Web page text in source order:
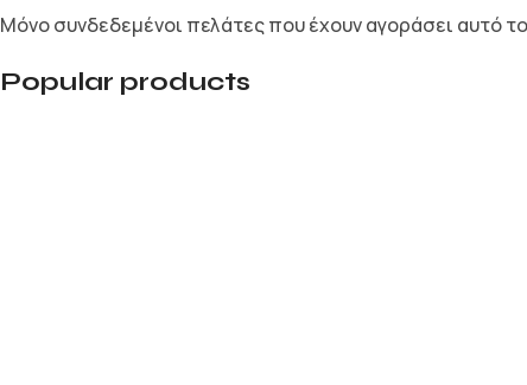
Μόνο συνδεδεμένοι πελάτες που έχουν αγοράσει αυτό
Popular products